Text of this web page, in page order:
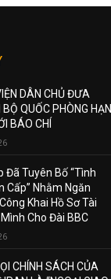
DÂN CHỦ ĐƯA
QUỐC PHÒNG HẠN
BÁO CHÍ
Đã Tuyên Bố “Tình
Cấp” Nhằm Ngăn
Khai Hồ Sơ Tài
Cho Đài BBC
CHÍNH SÁCH CỦA